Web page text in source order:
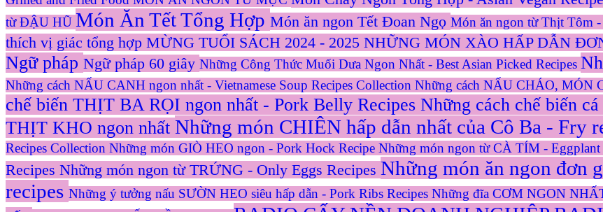
từ ĐẬU HŨ Món Ăn Tết Tổng Hợp Món ăn ngon Tết Đoan Ngọ Món ăn ngon từ Thịt Tôm -
thích vị giác tổng hợp MỪNG TUỔI SÁCH 2024 - 2025 NHỮNG MÓN XÀO HẤP DẪN
Ngữ pháp Ngữ pháp 60 giây Những Công Thức Muối Dưa Ngon Nhất - Best Asian Picked Recipes
Những cách NẤU CANH ngon nhất - Vietnamese Soup Recipes Collection Những cách NẤU CHÁO, MÓN
chế biến THỊT BA RỌI ngon nhất - Pork Belly Recipes Những cách chế biến
THỊT KHO ngon nhất Những món CHIÊN hấp dẫn nhất của Cô Ba - Fry
Recipes Collection Những món GIÒ HEO ngon - Pork Hock Recipe Những món ngon từ CÀ TÍM - Eggplant
Recipes Những món ngon từ TRỨNG - Only Eggs Recipes Những món ăn ngon đơn
recipes Những ý tưởng nấu SƯỜN HEO siêu hấp dẫn - Pork Ribs Recipes Những đĩa CƠM NGON